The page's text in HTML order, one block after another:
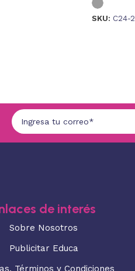
SKU: C24-2
de interés
Sobre Nosotros
Publicitar Educa
Términos y Condiciones